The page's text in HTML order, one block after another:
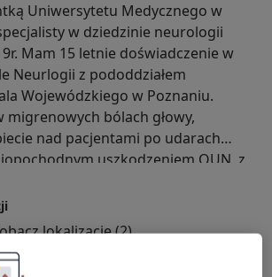
Uniwersytetu Medycznego w
w dziedzinie neurologii
Mam 15 letnie doświadczenie w
Neurlogii z pododdziałem
Wojewódzkiego w Poznaniu.
migrenowych bólach głowy,
nad pacjentami po udarach
uszkodzeniem OUN, z
metabolicznych. Zajmuję się
padaczką, chorobą Parkinsona i
ruchowymi, chorobą Alzheimera i
snu, nastroju.
lokalizacje (2)